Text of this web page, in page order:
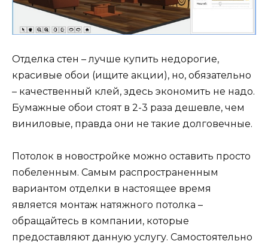
Отделка стен – лучше купить недорогие,
красивые обои (ищите акции), но, обязательно
– качественный клей, здесь экономить не надо.
Бумажные обои стоят в 2-3 раза дешевле, чем
виниловые, правда они не такие долговечные.
Потолок в новостройке можно оставить просто
побеленным. Самым распространенным
вариантом отделки в настоящее время
является монтаж натяжного потолка –
обращайтесь в компании, которые
предоставляют данную услугу. Самостоятельно